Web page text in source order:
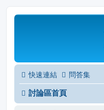
快速連結 問答集
討論區首頁